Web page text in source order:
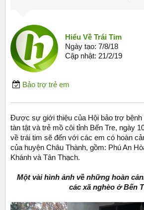
Hiểu Về Trái Tim
Ngày tạo: 7/8/18
Cập nhật: 21/2/19
Bảo trợ trẻ em
Được sự giới thiệu của Hội bảo trợ bệnh
tàn tật và trẻ mồ côi tỉnh Bến Tre, ngày
về trái tim sẽ đến với các em có hoàn
của huyện Châu Thành, gồm: Phú An
Khánh và Tân Thạch.
Một vài hình ảnh về những hoàn
các xã nghèo ở Bến